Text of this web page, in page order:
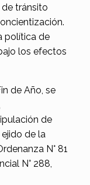
tránsito
política de
los efectos
de Año, se
de
de la
N° 81
N° 288,